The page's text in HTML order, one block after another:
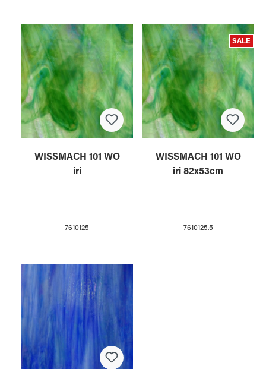
WISSMACH 101 WO
iri
7610125
SALE
WISSMACH 101 WO
iri 82x53cm
7610125.5